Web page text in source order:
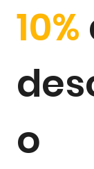
10%
o